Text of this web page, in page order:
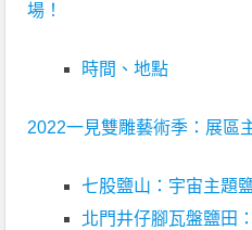
場！
時間、地點
2022一見雙雕藝術季：展區
七股鹽山：宇宙主題
北門井仔腳瓦盤鹽田